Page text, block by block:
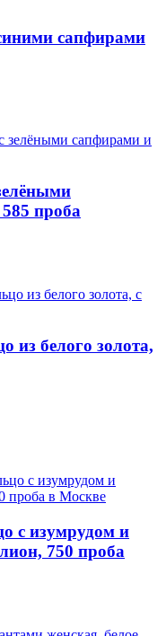
сапфирами
проба
из белого золота,
с изумрудом и
750 проба